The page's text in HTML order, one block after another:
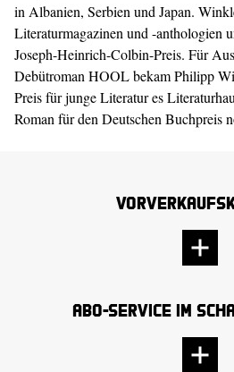
in Albanien, Serbien und Japan.
Literaturmagazinen und -anthologien
Joseph-Heinrich-Colbin-Preis. Für
Debütroman HOOLbekam Philipp
Preis für junge Literatur es
Roman für den Deutschen Buchpreis
Abo-Service im